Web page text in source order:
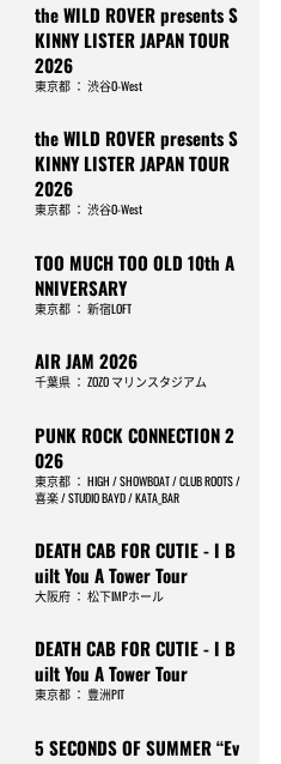
the WILD ROVER presents S
KINNY LISTER JAPAN TOUR
2026
東京都 ：渋谷O-West
the WILD ROVER presents S
KINNY LISTER JAPAN TOUR
2026
東京都 ：渋谷O-West
TOO MUCH TOO OLD 10th A
NNIVERSARY
東京都 ：新宿LOFT
AIR JAM 2026
千葉県 ：ZOZO マリンスタジアム
PUNK ROCK CONNECTION 2
026
東京都 ：HIGH / SHOWBOAT / CLUB ROOTS /
喜楽 / STUDIO BAYD / KATA_BAR
DEATH CAB FOR CUTIE - I B
uilt You A Tower Tour
大阪府 ：松下IMPホール
DEATH CAB FOR CUTIE - I B
uilt You A Tower Tour
東京都 ：豊洲PIT
5 SECONDS OF SUMMER “Ev